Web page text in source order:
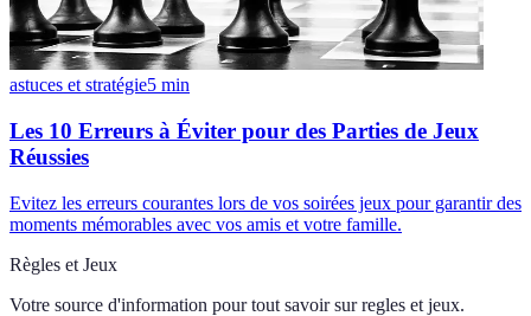
astuces et stratégie5 min
Les 10 Erreurs à Éviter pour des Parties de Jeux
Réussies
Evitez les erreurs courantes lors de vos soirées jeux pour garantir des
moments mémorables avec vos amis et votre famille.
Règles et Jeux
Votre source d'information pour tout savoir sur regles et jeux.